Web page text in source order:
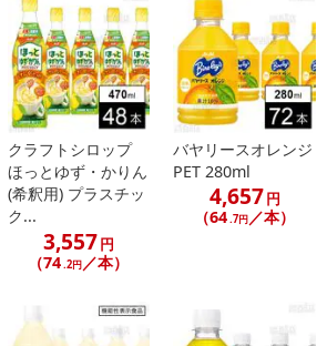
クラフトシロップ
ほっとゆず・かりん
(希釈用) プラスチッ
ク...
3,557円
（74 .2円 ／本）
バヤリースオレンジ
PET 280ml
4,657円
（64 .7円 ／本）